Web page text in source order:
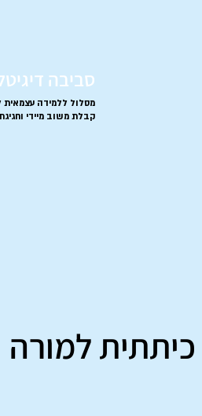
סביבה
מסלול ללמידה
קבלת משוב מיידי
למורה